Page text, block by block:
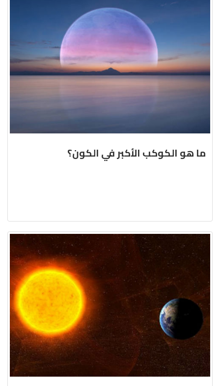
ما هو الكوكب الأكبر في الكون؟